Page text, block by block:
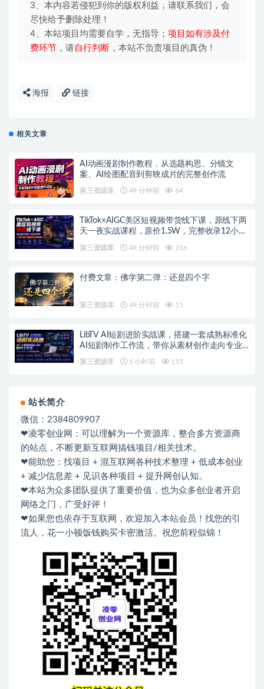
3、本内容若侵犯到你的版权利益，请联系我们，会
尽快给予删除处理！
4、本站项目均需要自学，无指导； 项目如有涉及付
费环节 ，请自行判断 ，本站不负责项目的真伪！
海报 链接
相关文章
AI动画漫剧制作教程，从选题构思、分镜文
案、AI绘图配音到剪映成片的完整创作流
第三资源库 49 分钟前 64
TikTok×AIGC美区短视频带货线下课，原线下两
天一夜实战课程，原价1.5W，完整收录12小时
第三资源库 49 分钟前 216
付费文章：佛学第二弹：还是四个字
第三资源库 49 分钟前 15
LibTV AI短剧进阶实战课，搭建一套成熟标准化
AI短剧制作工作流，带你从素材创作走向专业
第三资源库 1 小时前 155
站长简介
微信：2384809907
❤凌零创业网：可以理解为一个资源库，整合多方资源商
的站点，不断更新互联网搞钱项目/相关技术。
❤能助您：找项目 + 混互联网各种技术整理 + 低成本创业
+ 减少信息差 + 见识各种项目 + 提升网创认知。
❤本站为众多团队提供了重要价值，也为众多创业者开启
网络之门，广受好评！
❤如果您也依存于互联网，欢迎加入本站会员！找您的引
流人，花一小顿饭钱购买卡密激活。祝您前程似锦！